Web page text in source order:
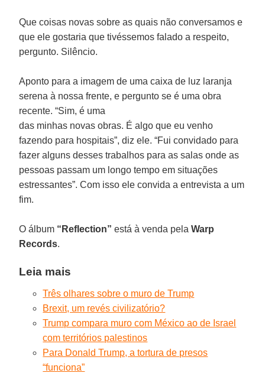
Que coisas novas sobre as quais não conversamos e
que ele gostaria que tivéssemos falado a respeito,
pergunto. Silêncio.
Aponto para a imagem de uma caixa de luz laranja
serena à nossa frente, e pergunto se é uma obra
recente. “Sim, é uma
das minhas novas obras. É algo que eu venho
fazendo para hospitais”, diz ele. “Fui convidado para
fazer alguns desses trabalhos para as salas onde as
pessoas passam um longo tempo em situações
estressantes”. Com isso ele convida a entrevista a um
fim.
O álbum “Reflection” está à venda pelaWarp
Records.
Leia mais
Três olhares sobre o muro de Trump
Brexit, um revés civilizatório?
Trump compara muro com México ao de Israel
com territórios palestinos
Para Donald Trump, a tortura de presos
“funciona”